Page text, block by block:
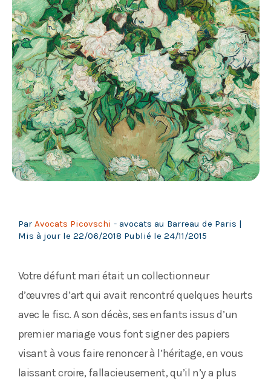
Par Avocats Picovschi - avocats au Barreau de Paris |
Mis à jour le 22/06/2018 Publié le 24/11/2015
Votre défunt mari était un collectionneur
d’œuvres d’art qui avait rencontré quelques heurts
avec le fisc. A son décès, ses enfants issus d’un
premier mariage vous font signer des papiers
visant à vous faire renoncer à l’héritage, en vous
laissant croire, fallacieusement, qu’il n’y a plus